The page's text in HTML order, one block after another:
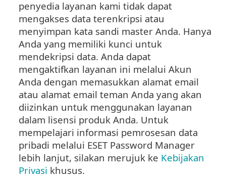
penyedia layanan kami tidak dapat
mengakses data terenkripsi atau
menyimpan kata sandi master Anda. Hanya
Anda yang memiliki kunci untuk
mendekripsi data. Anda dapat
mengaktifkan layanan ini melalui Akun
Anda dengan memasukkan alamat email
atau alamat email teman Anda yang akan
diizinkan untuk menggunakan layanan
dalam lisensi produk Anda. Untuk
mempelajari informasi pemrosesan data
pribadi melalui ESET Password Manager
lebih lanjut, silakan merujuk ke Kebijakan
Privasi khusus.